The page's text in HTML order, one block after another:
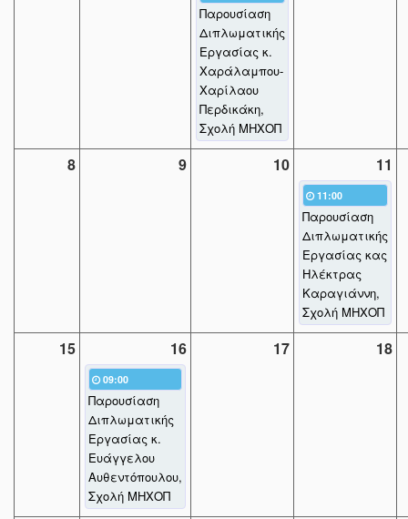
Παρουσίαση
Διπλωματικής
Εργασίας κ.
Xαράλαμπου-
Χαρίλαου
Περδικάκη,
Σχολή ΜΗΧΟΠ
8 9 10 11
11:00
Παρουσίαση
Διπλωματικής
Εργασίας κας
Ηλέκτρας
Καραγιάννη,
Σχολή ΜΗΧΟΠ
15 16 17 18
09:00
Παρουσίαση
Διπλωματικής
Εργασίας κ.
Ευάγγελου
Αυθεντόπουλου,
Σχολή ΜΗΧΟΠ